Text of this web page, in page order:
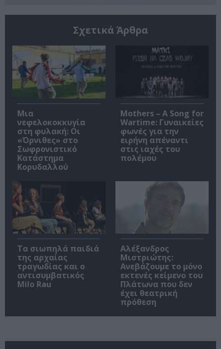
Σχετικά Άρθρα
Μια
νεφελοκοκκυγία
στη φυλακή: Οι
«Όρνιθες» στο
Σωφρονιστικό
Κατάστημα
Κορυδαλλού
Mothers – A Song for
Wartime: Γυναικείες
φωνές για την
ειρήνη απέναντι
στις ιαχές του
πολέμου
Τα σιωπηλά παιδιά
της αρχαίας
τραγωδίας και ο
αντισυμβατικός
Milo Rau
Αλέξανδρος
Μιστριώτης:
Ανεβάζουμε το μόνο
εκτενές κείμενο του
Πλάτωνα που δεν
έχει θεατρική
πρόθεση